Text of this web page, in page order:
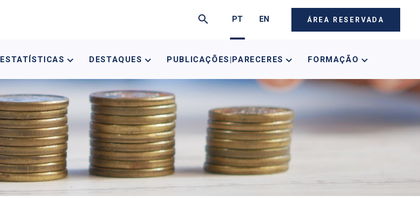
PT EN ÁREA RESERVADA
ESTATÍSTICAS DESTAQUES PUBLICAÇÕES|PARECERES FORMAÇÃO